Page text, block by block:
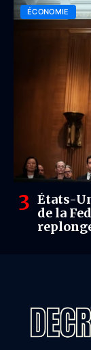
ÉCONOMIE
États-
de la